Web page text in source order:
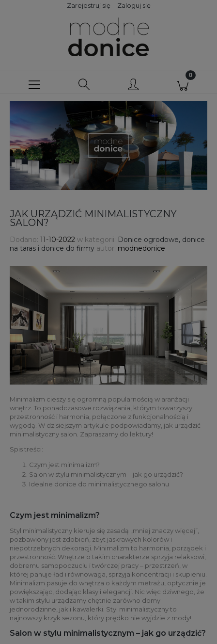
Zarejestruj się Zaloguj się
JAK URZĄDZIĆ MINIMALISTYCZNY
SALON?
Dodano: 11-10-2022 w kategorii: Donice ogrodowe, donice
na taras i donice do firmy autor: modnedonice
Minimalizm cieszy się ogromną popularnością w aranżacji
wnętrz. To ponadczasowe rozwiązania, którym towarzyszy
przestronność i harmonia, połączone z funkcjonalnością i
wygodą. W dzisiejszym artykule podpowiadamy, jak urządzić
minimalistyczny salon. Zapraszamy do lektury!
Spis treści:
Czym jest minimalizm?
Salon w stylu minimalistycznym – jak go urządzić?
Idealne donice do minimalistycznego salonu
Czym jest minimalizm?
Styl minimalistyczny kieruje się zasadą „mniej znaczy więcej”,
pozbawiony jest zdobień, zbyt jaskrawych kolorów i
niepotrzebnych dekoracji. Minimalizm to harmonia, porządek i
przestronność. Wnętrze o takim charakterze sprzyja relaksowi,
dobremu samopoczuciu i twórczej pracy – przestrzeń, w
której panuje ład i równowaga, sprzyja koncentracji i skupieniu.
Minimalizm pasuje do wnętrza o każdym metrażu, optycznie je
powiększając, dodając klasy i elegancji. Nic więc dziwnego, że
w takim stylu urządzamy chętnie zarówno domy
jednorodzinne, jak i kawalerki. Styl minimalistyczny to
najnowszy krzyk sezonu, który prędko nie wyjdzie z mody!
Salon w stylu minimalistycznym – jak go urządzić?